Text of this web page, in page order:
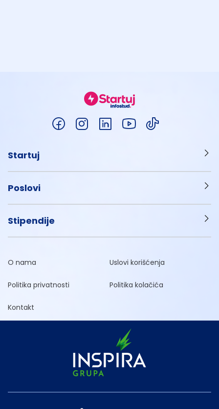
Startuj
Poslovi
Stipendije
O nama Uslovi korišćenja
Politika privatnosti Politika kolačića
Kontakt